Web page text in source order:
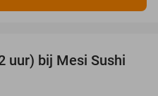
21%
uur) bij Mesi Sushi